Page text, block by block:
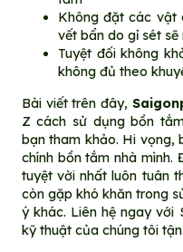
Không đặt các vật
vết bẩn do gỉ sét
Tuyệt đối không
không đủ theo
Bài viết trên đây,
Z cách sử dụng bồn
bạn tham khảo. Hi vọng,
chính bồn tắm nhà mình.
tuyệt vời nhất luôn tuân
còn gặp khó khăn trong
ý khác. Liên hệ ngay với
kỹ thuật của chúng tôi